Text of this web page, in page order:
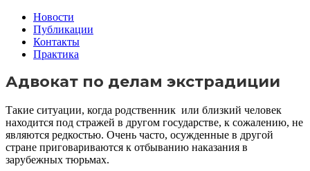
Новости
Публикации
Контакты
Практика
Адвокат по делам экстрадиции
Такие ситуации, когда родственник или близкий человек
находится под стражей в другом государстве, к сожалению, не
являются редкостью. Очень часто, осужденные в другой
стране приговариваются к отбыванию наказания в
зарубежных тюрьмах.